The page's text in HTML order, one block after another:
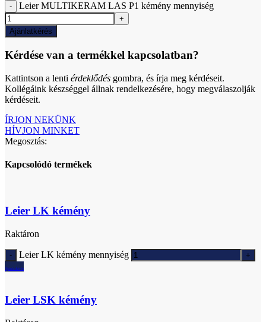
Leier MULTIKERAM LAS P1 kémény mennyiség
Ajánlatkérés
Kérdése van a termékkel kapcsolatban?
Kattintson a lenti érdeklődés gombra, és írja meg kérdéseit.
Kollégáink készséggel állnak rendelkezésére, hogy megválaszolják
kérdéseit.
ÍRJON NEKÜNK
HÍVJON MINKET
Megosztás:
Kapcsolódó termékek
Leier LK kémény
Raktáron
Leier LK kémény mennyiség
Ajánlatkérés
Leier LSK kémény